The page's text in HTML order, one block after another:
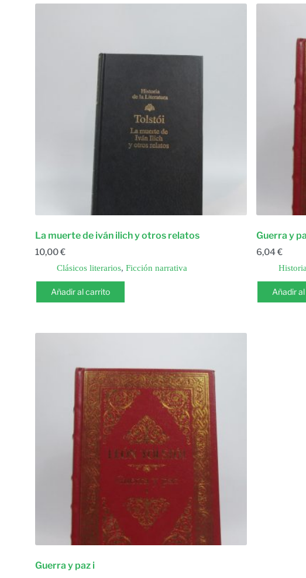
La muerte de iván ilich y otros relatos
10,00€
Clásicos literarios, Ficción narrativa
Añadir al carrito
Guerra y
6,04€
Historia
Añadir
Guerra y paz i